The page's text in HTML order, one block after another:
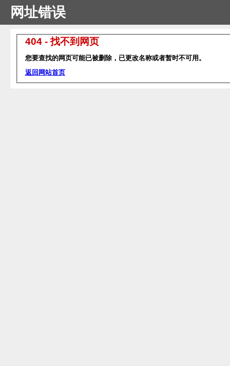
网址错误
404 - 找不到网页
您要查找的网页可能已被删除，已更改名称或者暂时不可用。
返回网站首页